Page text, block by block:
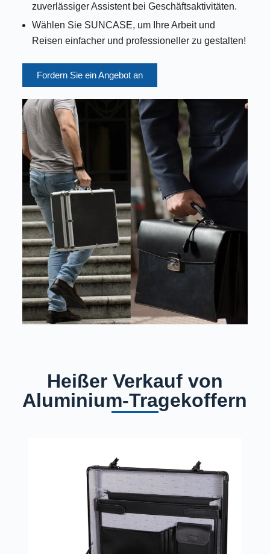
zuverlässiger Assistent bei Geschäftsaktivitäten.
Wählen Sie SUNCASE, um Ihre Arbeit und
Reisen einfacher und professioneller zu gestalten!
Fordern Sie ein Angebot an
Heißer Verkauf von
Aluminium-Tragekoffern